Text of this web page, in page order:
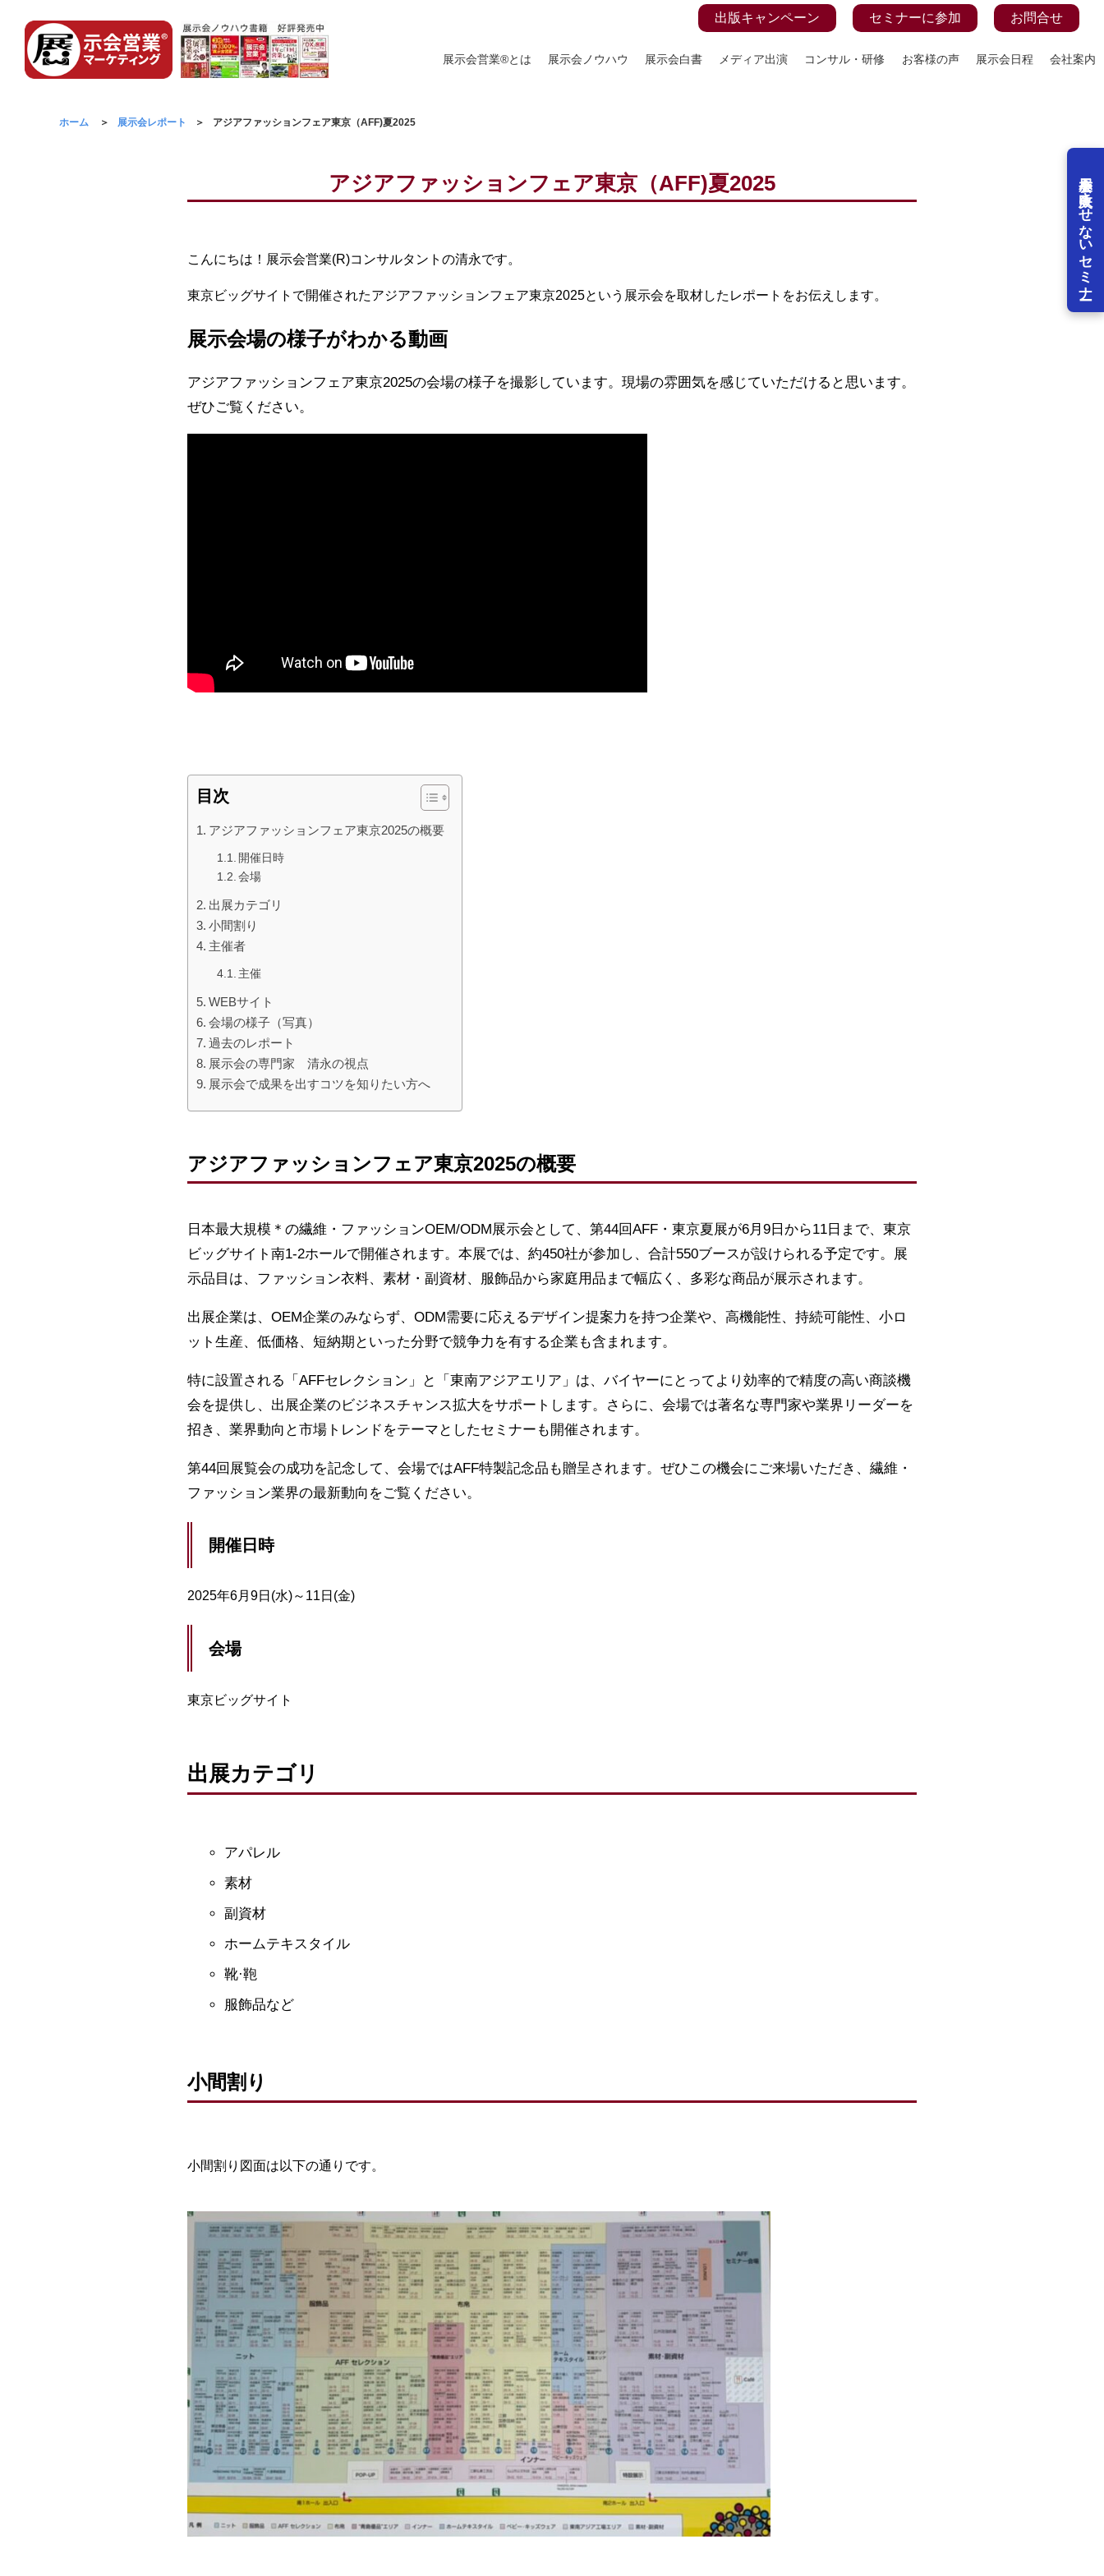
展示会を失敗させないセミナー
出版キャンペーン セミナーに参加 お問合せ
展示会営業®とは 展示会ノウハウ 展示会白書 メディア出演 コンサル・研修 お客様の声 展示会日程 会社案内
ホーム 展示会レポート アジアファッションフェア東京（AFF)夏2025
アジアファッションフェア東京（AFF)夏2025
こんにちは！展示会営業(R)コンサルタントの清永です。
東京ビッグサイトで開催されたアジアファッションフェア東京2025という展示会を取材したレポートをお伝えします。
展示会場の様子がわかる動画
アジアファッションフェア東京2025の会場の様子を撮影しています。現場の雰囲気を感じていただけると思います。
ぜひご覧ください。
目次
アジアファッションフェア東京2025の概要
開催日時
会場
出展カテゴリ
小間割り
主催者
主催
WEBサイト
会場の様子（写真）
過去のレポート
展示会の専門家 清永の視点
展示会で成果を出すコツを知りたい方へ
アジアファッションフェア東京2025の概要
日本最大規模＊の繊維・ファッションOEM/ODM展示会として、第44回AFF・東京夏展が6月9日から11日まで、東京
ビッグサイト南1-2ホールで開催されます。本展では、約450社が参加し、合計550ブースが設けられる予定です。展
示品目は、ファッション衣料、素材・副資材、服飾品から家庭用品まで幅広く、多彩な商品が展示されます。
出展企業は、OEM企業のみならず、ODM需要に応えるデザイン提案力を持つ企業や、高機能性、持続可能性、小ロ
ット生産、低価格、短納期といった分野で競争力を有する企業も含まれます。
特に設置される「AFFセレクション」と「東南アジアエリア」は、バイヤーにとってより効率的で精度の高い商談機
会を提供し、出展企業のビジネスチャンス拡大をサポートします。さらに、会場では著名な専門家や業界リーダーを
招き、業界動向と市場トレンドをテーマとしたセミナーも開催されます。
第44回展覧会の成功を記念して、会場ではAFF特製記念品も贈呈されます。ぜひこの機会にご来場いただき、繊維・
ファッション業界の最新動向をご覧ください。
開催日時
2025年6月9日(水)～11日(金)
会場
東京ビッグサイト
出展カテゴリ
アパレル
素材
副資材
ホームテキスタイル
靴·鞄
服飾品など
小間割り
小間割り図面は以下の通りです。